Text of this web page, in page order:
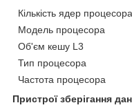
Кількість ядер процесора
Модель процесора
Об'єм кешу L3
Тип процесора
Частота процесора
Пристрої зберігання